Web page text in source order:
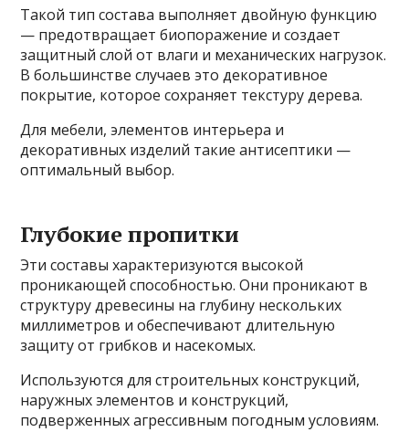
Такой тип состава выполняет двойную функцию
— предотвращает биопоражение и создает
защитный слой от влаги и механических нагрузок.
В большинстве случаев это декоративное
покрытие, которое сохраняет текстуру дерева.
Для мебели, элементов интерьера и
декоративных изделий такие антисептики —
оптимальный выбор.
Глубокие пропитки
Эти составы характеризуются высокой
проникающей способностью. Они проникают в
структуру древесины на глубину нескольких
миллиметров и обеспечивают длительную
защиту от грибков и насекомых.
Используются для строительных конструкций,
наружных элементов и конструкций,
подверженных агрессивным погодным условиям.